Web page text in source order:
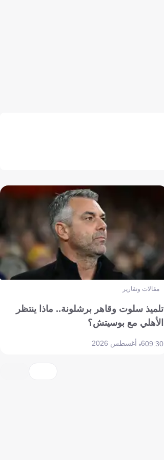
مقالات وتقارير
تلميذ سلوت وقاهر برشلونة.. ماذا ينتظر
الأهلي مع بوسيتش؟
09:306 أغسطس 2026